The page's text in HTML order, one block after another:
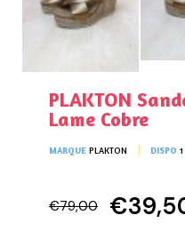
PLAKTON
Lame Cobre
MARQUE PLAKTON DISPO
€79,00